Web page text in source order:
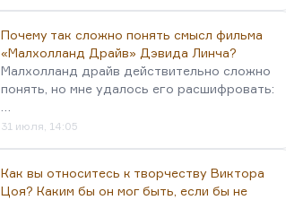
Почему так сложно понять смысл фильма
«Малхолланд Драйв» Дэвида Линча?
Малхолланд драйв действительно сложно
понять, но мне удалось его расшифровать:
31 июля, 14:05
Как вы относитесь к творчеству Виктора
Цоя? Каким бы он мог быть, если бы не